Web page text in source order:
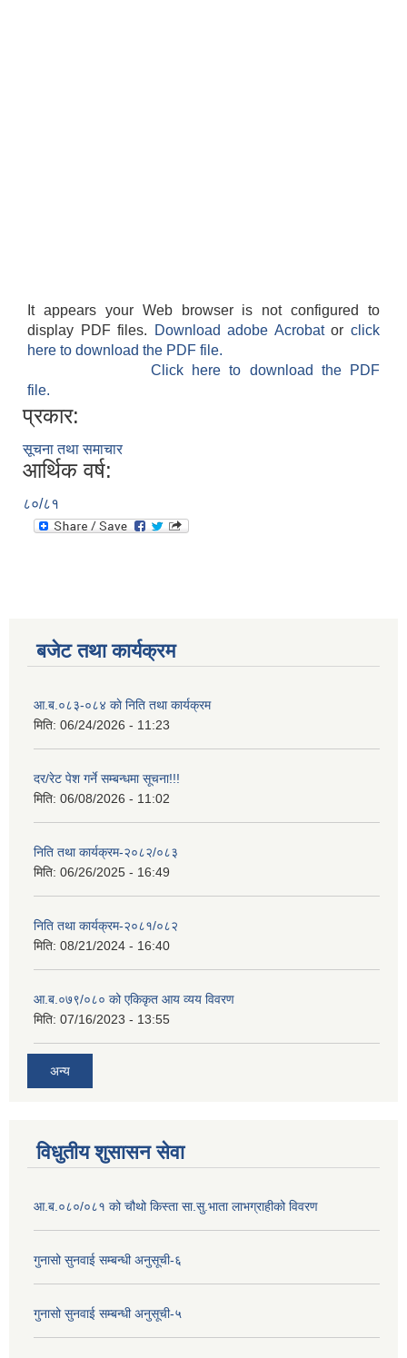
It appears your Web browser is not configured to
display PDF files.
Download adobe Acrobatorclick
here to download the PDF file.
Click here to download the PDF
file.
प्रकार:
सूचना तथा समाचार
आर्थिक वर्ष:
८०/८१
बजेट तथा कार्यक्रम
आ.ब.०८३-०८४ काे निति तथा कार्यक्रम
मिति: 06/24/2026 - 11:23
दर/रेट पेश गर्ने सम्बन्धमा सूचना!!!
मिति: 06/08/2026 - 11:02
निति तथा कार्यक्रम-२०८२/०८३
मिति: 06/26/2025 - 16:49
निति तथा कार्यक्रम-२०८१/०८२
मिति: 08/21/2024 - 16:40
आ.ब.०७९/०८० को एकिकृत आय व्यय विवरण
मिति: 07/16/2023 - 13:55
अन्य
विधुतीय शुसासन सेवा
आ.ब.०८०/०८१ को चौथो किस्ता सा.सु.भाता लाभग्राहीको विवरण
गुनासो सुनवाई सम्बन्धी अनुसूची-६
गुनासो सुनवाई सम्बन्धी अनुसूची-५